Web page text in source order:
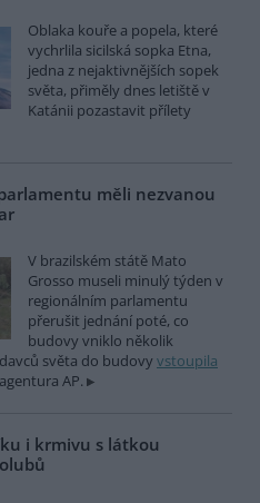
Oblaka kouře a popela, které
vychrlila sicilská sopka Etna,
jedna z nejaktivnějších sopek
světa, přiměly dnes letiště v
Katánii pozastavit přílety
měli nezvanou
V brazilském státě Mato
Grosso museli minulý týden v
regionálním parlamentu
přerušit jednání poté, co
budovy vniklo několik
světa do budovy vstoupila
AP.
i krmivu s látkou